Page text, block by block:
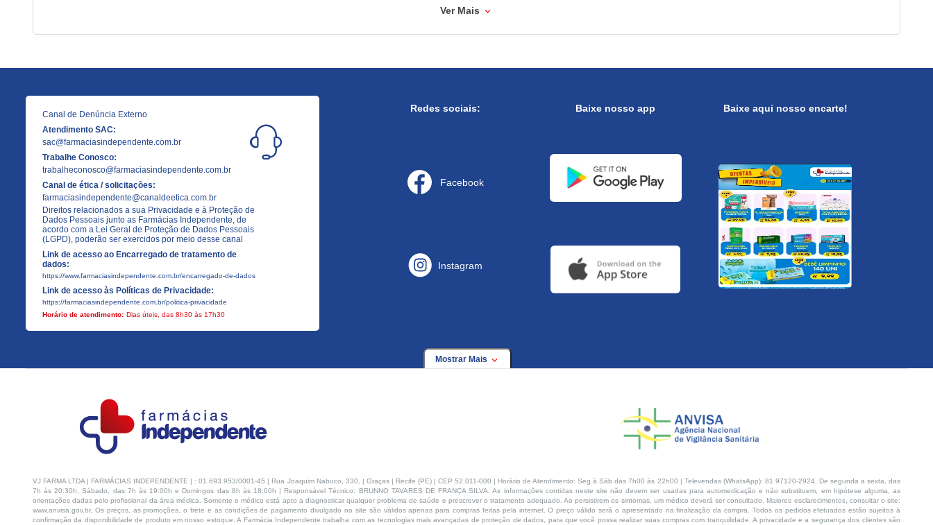
Ver Mais
Canal de Denúncia Externo
Atendimento SAC:
sac@farmaciasindependente.com.br
Trabalhe Conosco:
trabalheconosco@farmaciasindependente.com.br
Canal de ética / solicitações:
farmaciasindependente@canaldeetica.com.br
Direitos relacionados a sua Privacidade e à Proteção de
Dados Pessoais junto as Farmácias Independente, de
acordo com a Lei Geral de Proteção de Dados Pessoais
(LGPD), poderão ser exercidos por meio desse canal
Link de acesso ao Encarregado de tratamento de
dados:
https://www.farmaciasindependente.com.br/encarregado-de-dados
Link de acesso às Políticas de Privacidade:
https://farmaciasindependente.com.br/politica-privacidade
Horário de atendimento: Dias úteis, das 8h30 às 17h30
Redes sociais:
Facebook
Instagram
Baixe nosso app Baixe aqui nosso encarte!
Mostrar Mais
VJ FARMA LTDA | FARMÁCIAS INDEPENDENTE | : 01.693.953/0001-45 | Rua Joaquim Nabuco, 330, | Graças | Recife (PE) | CEP 52.011-000 | Horário de Atendimento: Seg à Sáb das 7h00 às 22h00 | Televendas (WhatsApp): 81 97120-2924, De segunda a sexta, das
7h às 20:30h, Sábado, das 7h às 19:00h e Domingos das 8h às 18:00h | Responsável Técnico: BRUNNO TAVARES DE FRANÇA SILVA. As informações contidas neste site não devem ser usadas para automedicação e não substituem, em hipótese alguma, as
orientações dadas pelo profissional da área médica. Somente o médico está apto a diagnosticar qualquer problema de saúde e prescrever o tratamento adequado. Ao persistirem os sintomas, um médico deverá ser consultado. Maiores esclarecimentos, consultar o site:
www.anvisa.gov.br. Os preços, as promoções, o frete e as condições de pagamento divulgado no site são válidos apenas para compras feitas pela internet. O preço válido será o apresentado na finalização da compra. Todos os pedidos efetuados estão sujeitos à
confirmação da disponibilidade de produto em nosso estoque. A Farmácia Independente trabalha com as tecnologias mais avançadas de proteção de dados, para que você possa realizar suas compras com tranquilidade. A privacidade e a segurança dos clientes são